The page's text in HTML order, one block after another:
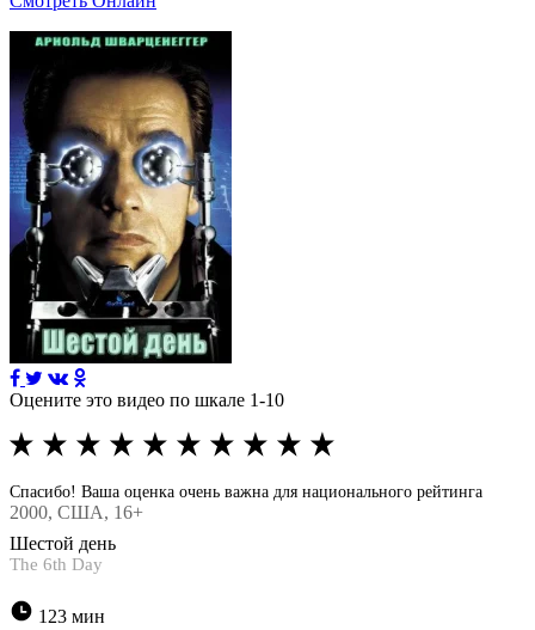
Оцените это видео по шкале 1-10
Спасибо! Ваша оценка очень важна для национального рейтинга
2000, США, 16+
Шестой день
The 6th Day
123 мин